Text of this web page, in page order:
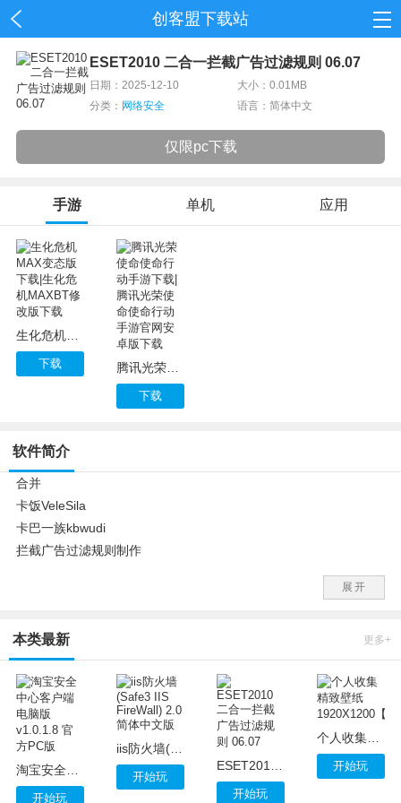
创客盟下载站
首页
资讯
ESET2010 二合一拦截广告过滤规则 06.07
日期：2025-12-10
大小：0.01MB
分类： 网络安全 语言：简体中文
仅限pc下载
手游 单机 应用
生化危机MAX变态版下载|生化危机MAXBT修改版下载
下载 腾讯光荣使命使命行动手游下载|腾讯光荣使命使命行动手游官网安卓版下载
下载
软件简介
合并
卡饭VeleSila
卡巴一族kbwudi
拦截广告过滤规则制作
展开
本类最新 更多+
淘宝安全中心客户端电脑版 v1.0.1.8 官方PC版
开始玩
iis防火墙(Safe3 IIS FireWall) 2.0简体中文版
开始玩
开始玩
个人收集精致壁纸 1920X1200【20P】
开始玩